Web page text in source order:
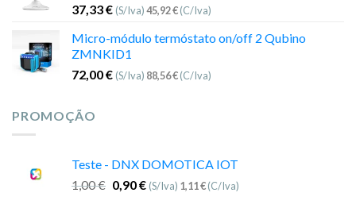
37,33€ (S/Iva)45,92€(C/Iva)
Micro-módulo termóstato on/off 2 Qubino
ZMNKID1
72,00€ (S/Iva) 88,56€(C/Iva)
PROMOÇÃO
Teste - DNX DOMOTICA IOT
1,00€ 0,90€ (S/Iva) 1,11€(C/Iva)